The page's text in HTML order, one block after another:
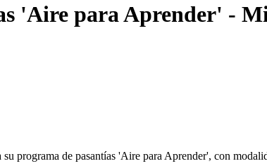
'Aire para Aprender' -
programa de pasantías 'Aire para Aprender', con